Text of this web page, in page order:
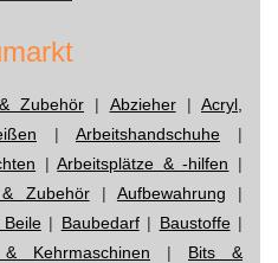
Zubehör | Abzieher| Acryl,
| Arbeitshandschuhe |
|Arbeitsplätze & -hilfen |
Zubehör| Aufbewahrung |
| Baubedarf| Baustoffe|
Kehrmaschinen | Bits &